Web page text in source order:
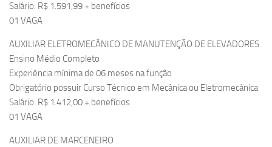
Salário: R$ 1.591,99 + benefícios
01 VAGA
AUXILIAR ELETROMECÂNICO DE MANUTENÇÃO DE ELEVADORES
Ensino Médio Completo
Experiência mínima de 06 meses na função
Obrigatório possuir Curso Técnico em Mecânica ou Eletromecânica
Salário: R$ 1.412,00 + benefícios
01 VAGA
AUXILIAR DE MARCENEIRO